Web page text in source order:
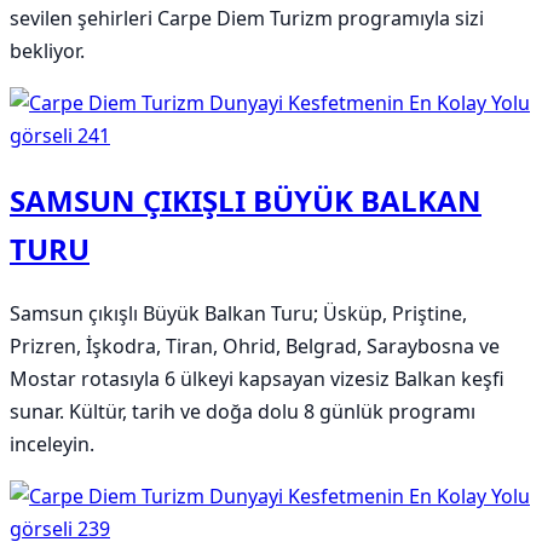
sevilen şehirleri Carpe Diem Turizm programıyla sizi
bekliyor.
SAMSUN ÇIKIŞLI BÜYÜK BALKAN
TURU
Samsun çıkışlı Büyük Balkan Turu; Üsküp, Priştine,
Prizren, İşkodra, Tiran, Ohrid, Belgrad, Saraybosna ve
Mostar rotasıyla 6 ülkeyi kapsayan vizesiz Balkan keşfi
sunar. Kültür, tarih ve doğa dolu 8 günlük programı
inceleyin.